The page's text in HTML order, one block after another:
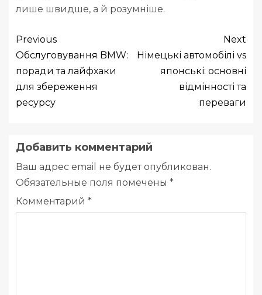
лише швидше, а й розумніше.
Previous
Обслуговування BMW:
поради та лайфхаки
для збереження
ресурсу
Next
Німецькі автомобілі vs
японські: основні
відмінності та
переваги
Добавить комментарий
Ваш адрес email не будет опубликован.
Обязательные поля помечены *
Комментарий *